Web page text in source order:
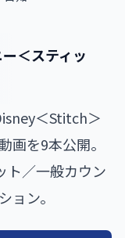
＜スティッ
＜Stitch＞
画を9本公開。
ト／一般カウン
ョン。